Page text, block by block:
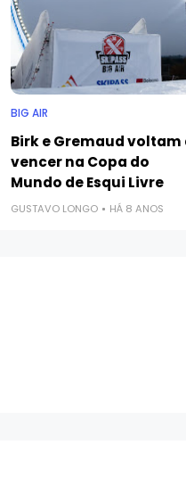
BIG AIR
Birk e Gremaud voltam
vencer na Copa do
Mundo de Esqui Livre
GUSTAVO LONGO HÁ 8 ANOS